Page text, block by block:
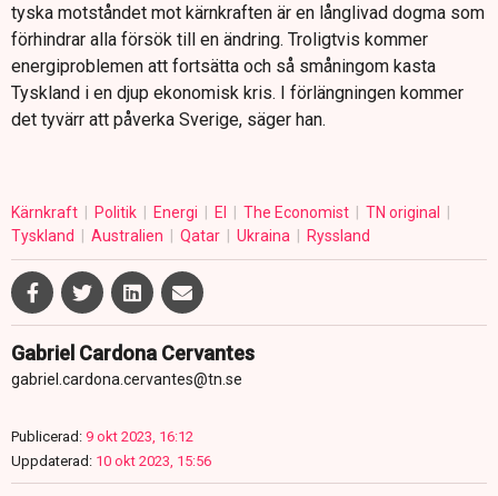
tyska motståndet mot kärnkraften är en långlivad dogma som
förhindrar alla försök till en ändring. Troligtvis kommer
energiproblemen att fortsätta och så småningom kasta
Tyskland i en djup ekonomisk kris. I förlängningen kommer
det tyvärr att påverka Sverige, säger han.
Kärnkraft Politik Energi El The Economist
TN original
Tyskland
Australien Qatar Ukraina Ryssland
Gabriel Cardona Cervantes
gabriel.cardona.cervantes@tn.se
Publicerad: 9 okt 2023, 16:12
Uppdaterad: 10 okt 2023, 15:56